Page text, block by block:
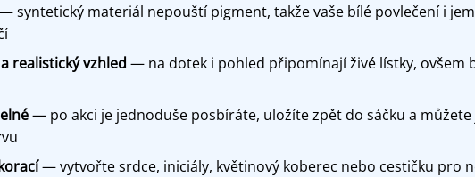
syntetický materiál nepouští pigment, takže vaše bílé povlečení i
realistický vzhled — na dotek i pohled připomínají živé lístky, ovšem
— po akci je jednoduše posbíráte, uložíte zpět do sáčku a
— vytvořte srdce, iniciály, květinový koberec nebo cestičku pro